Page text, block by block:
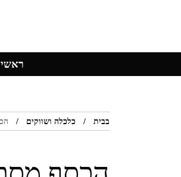
ראשי
בבית כלכלה ושווקים